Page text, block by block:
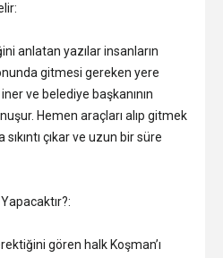
anlatan yazılar insanların
gitmesi gereken yere
ve belediye başkanının
Hemen araçları alıp gitmek
çıkar ve uzun bir süre
gören halk Koşman’ı